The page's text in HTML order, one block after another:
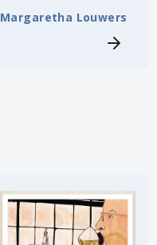
Margaretha Louwers